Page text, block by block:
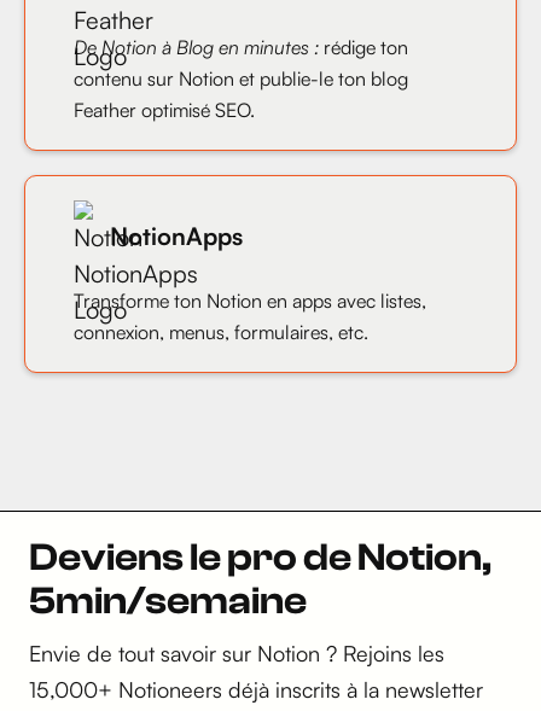
De Notion à Blog en minutes : rédige ton
contenu sur Notion et publie-le ton blog
Feather optimisé SEO.
NotionApps
Transforme ton Notion en apps avec listes,
connexion, menus, formulaires, etc.
Deviens le pro de Notion,
5min/semaine
Envie de tout savoir sur Notion ? Rejoins les
15,000+ Notioneers déjà inscrits à la newsletter